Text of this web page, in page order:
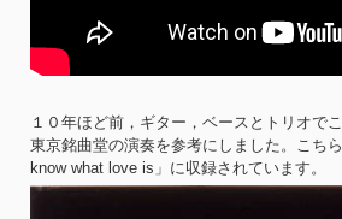
１０年ほど前，ギター，ベースとトリオで
東京銘曲堂の演奏を参考にしました。こち
know what love is」に収録されています。